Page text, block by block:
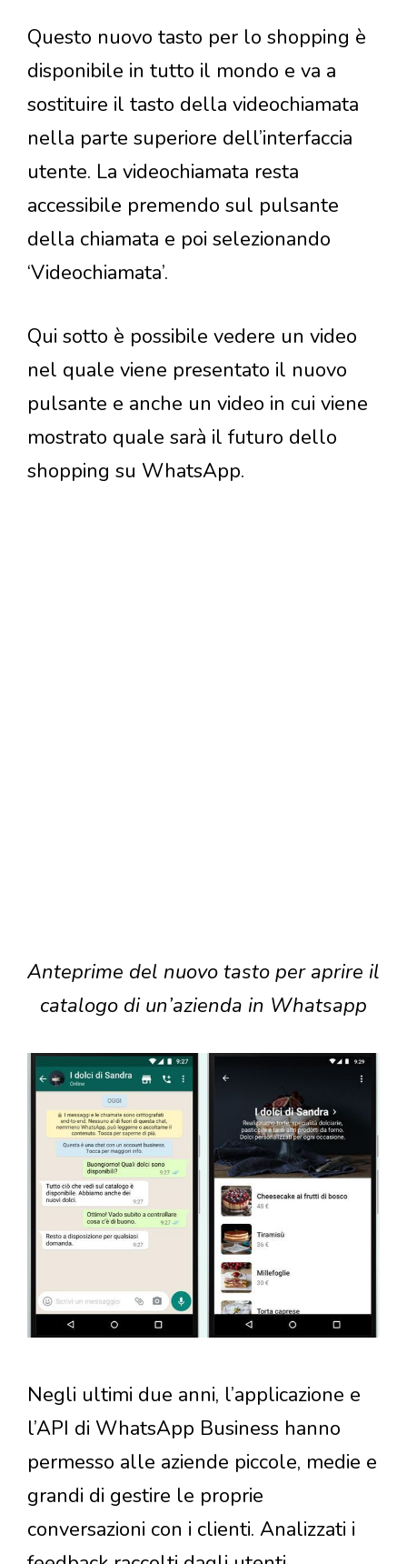
Questo nuovo tasto per lo shopping è
disponibile in tutto il mondo e va a
sostituire il tasto della videochiamata
nella parte superiore dell’interfaccia
utente. La videochiamata resta
accessibile premendo sul pulsante
della chiamata e poi selezionando
‘Videochiamata’.
Qui sotto è possibile vedere un video
nel quale viene presentato il nuovo
pulsante e anche un video in cui viene
mostrato quale sarà il futuro dello
shopping su WhatsApp.
Anteprime del nuovo tasto per aprire il
catalogo di un’azienda in Whatsapp
Negli ultimi due anni, l’applicazione e
l’API di WhatsApp Business hanno
permesso alle aziende piccole, medie e
grandi di gestire le proprie
conversazioni con i clienti. Analizzati i